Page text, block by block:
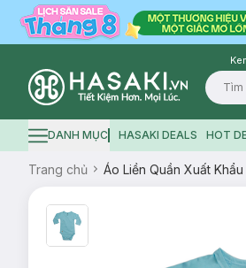
Logo
Hamburger icon
DANH MỤC HASAKI DEALS HOT
Trang chủ Áo Liền Quần Xuất